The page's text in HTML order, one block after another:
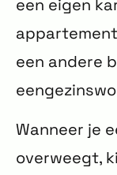
een eigen
een andere
Wanneer je
overweegt,